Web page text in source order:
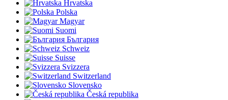
Hrvatska
Polska
Magyar
Suomi
България
Schweiz
Suisse
Svizzera
Switzerland
Slovensko
Česká republika